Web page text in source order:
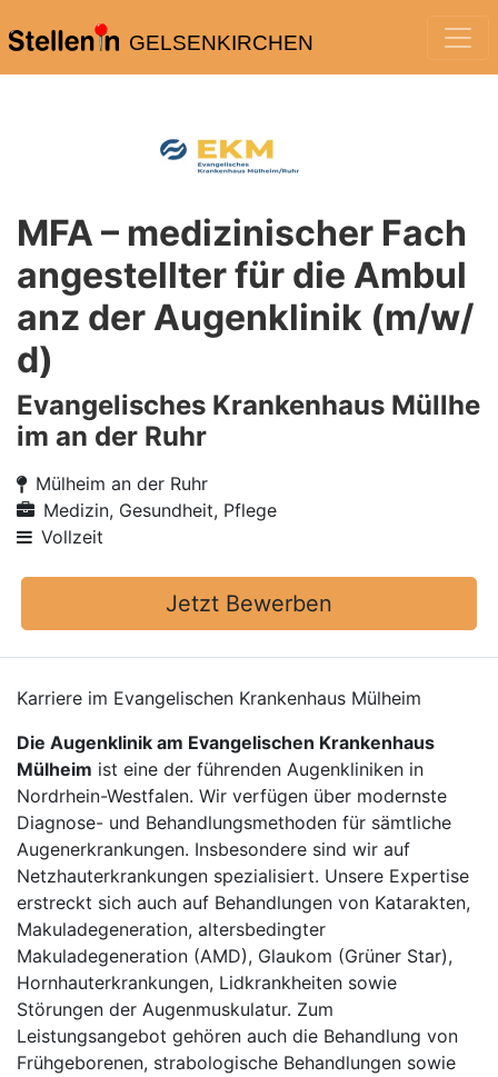
GELSENKIRCHEN
MFA – medizinischer Fach
angestellter für die Ambul
anz der Augenklinik (m/w/
d)
Evangelisches Krankenhaus Müllhe
im an der Ruhr
Mülheim an der Ruhr
Medizin, Gesundheit, Pflege
Vollzeit
Jetzt Bewerben
Karriere im Evangelischen Krankenhaus Mülheim
Die Augenklinik am Evangelischen Krankenhaus
Mülheim ist eine der führenden Augenkliniken in
Nordrhein-Westfalen. Wir verfügen über modernste
Diagnose- und Behandlungsmethoden für sämtliche
Augenerkrankungen. Insbesondere sind wir auf
Netzhauterkrankungen spezialisiert. Unsere Expertise
erstreckt sich auch auf Behandlungen von Katarakten,
Makuladegeneration, altersbedingter
Makuladegeneration (AMD), Glaukom (Grüner Star),
Hornhauterkrankungen, Lidkrankheiten sowie
Störungen der Augenmuskulatur. Zum
Leistungsangebot gehören auch die Behandlung von
Frühgeborenen, strabologische Behandlungen sowie